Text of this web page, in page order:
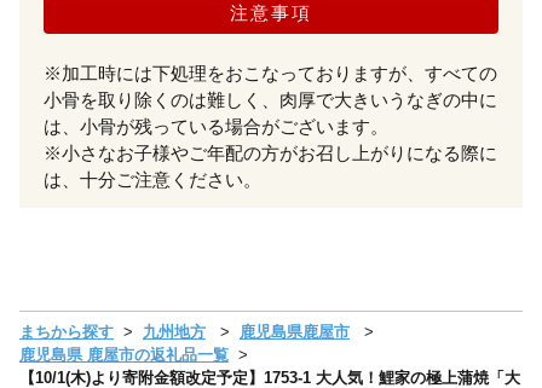
注意事項
※加工時には下処理をおこなっておりますが、すべての
小骨を取り除くのは難しく、肉厚で大きいうなぎの中に
は、小骨が残っている場合がございます。
※小さなお子様やご年配の方がお召し上がりになる際に
は、十分ご注意ください。
まちから探す 九州地方
鹿児島県鹿屋市
鹿児島県 鹿屋市の返礼品一覧
【10/1(木)より寄附金額改定予定】1753-1 大人気！鯉家の極上蒲焼「大